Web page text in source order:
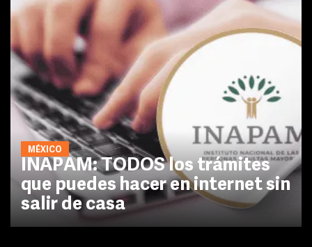
MÉXICO
INAPAM: TODOS los trámites
que puedes hacer en internet sin
salir de casa